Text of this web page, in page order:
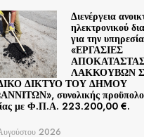
Διενέργεια
ηλεκτρονικού
για την
«ΕΡΓΑΣΙΕΣ
ΛΑΚΚΟΥΒΩΝ
ΔΙΚΤΥΟ ΤΟΥ ΔΗΜΟΥ
συνολικής
με Φ.Π.Α. 223.200,00 €.
2026